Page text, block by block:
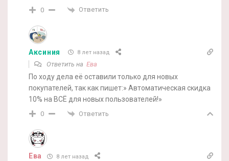
0 Ответить
Аксиния 8 лет назад
Ответить на Ева
По ходу дела её оставили только для новых
покупателей, так как пишет:» Автоматическая скидка
10% на ВСЁ для новых пользователей!»
0 Ответить
Ева 8 лет назад